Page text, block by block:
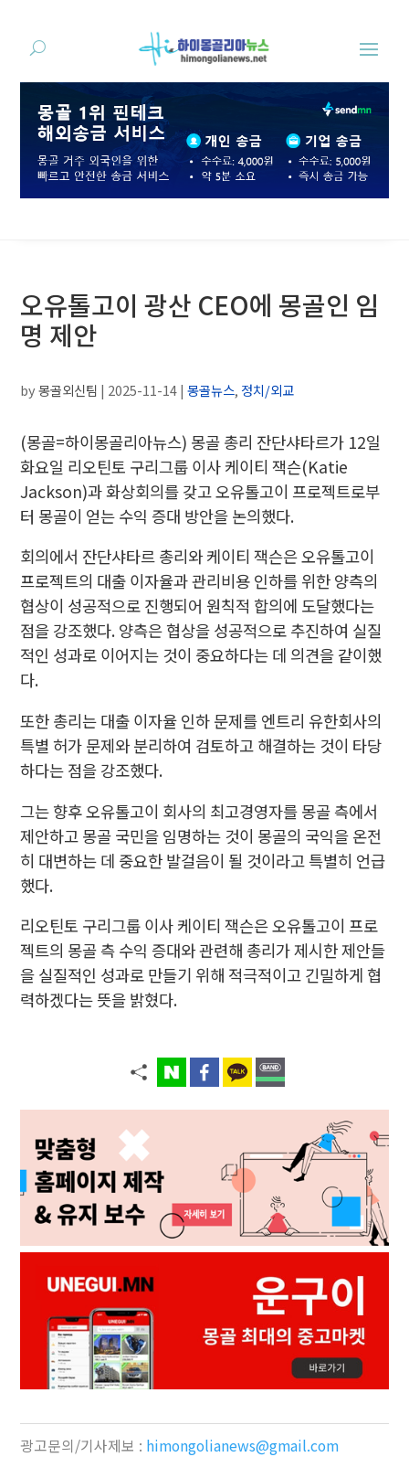
오유톨고이 광산 CEO에 몽골인 임
명 제안
by몽골외신팀 | 2025-11-14|몽골뉴스, 정치/외교
(몽골=하이몽골리아뉴스) 몽골 총리 잔단샤타르가 12일
화요일 리오틴토 구리그룹 이사 케이티 잭슨(Katie
Jackson)과 화상회의를 갖고 오유톨고이 프로젝트로부
터 몽골이 얻는 수익 증대 방안을 논의했다.
회의에서 잔단샤타르 총리와 케이티 잭슨은 오유톨고이
프로젝트의 대출 이자율과 관리비용 인하를 위한 양측의
협상이 성공적으로 진행되어 원칙적 합의에 도달했다는
점을 강조했다. 양측은 협상을 성공적으로 추진하여 실질
적인 성과로 이어지는 것이 중요하다는 데 의견을 같이했
다.
또한 총리는 대출 이자율 인하 문제를 엔트리 유한회사의
특별 허가 문제와 분리하여 검토하고 해결하는 것이 타당
하다는 점을 강조했다.
그는 향후 오유톨고이 회사의 최고경영자를 몽골 측에서
제안하고 몽골 국민을 임명하는 것이 몽골의 국익을 온전
히 대변하는 데 중요한 발걸음이 될 것이라고 특별히 언급
했다.
리오틴토 구리그룹 이사 케이티 잭슨은 오유톨고이 프로
젝트의 몽골 측 수익 증대와 관련해 총리가 제시한 제안들
을 실질적인 성과로 만들기 위해 적극적이고 긴밀하게 협
력하겠다는 뜻을 밝혔다.
광고문의/기사제보 : himongolianews@gmail.com